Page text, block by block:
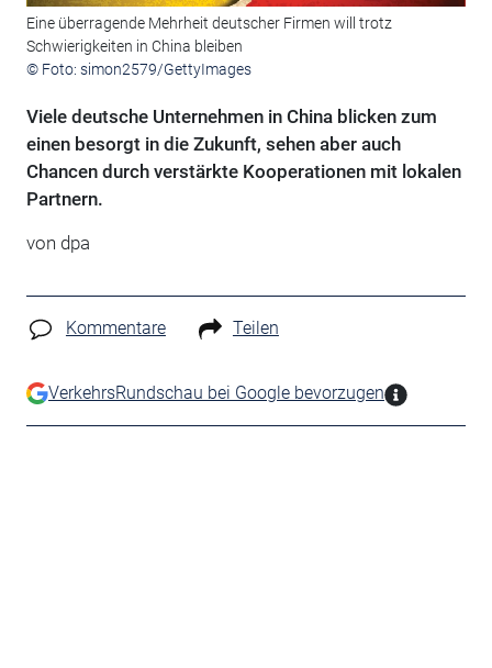
Eine überragende Mehrheit deutscher Firmen will trotz
Schwierigkeiten in China bleiben
© Foto: simon2579/GettyImages
Viele deutsche Unternehmen in China blicken zum
einen besorgt in die Zukunft, sehen aber auch
Chancen durch verstärkte Kooperationen mit lokalen
Partnern.
von dpa
Kommentare Teilen
VerkehrsRundschau bei Google bevorzugen